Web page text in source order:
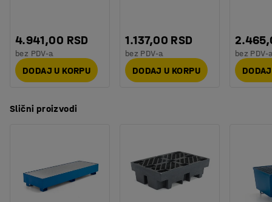
4.941,00 RSD
bez PDV-a
DODAJ U KORPU
1.137,00 RSD
bez PDV-a
DODAJ U KORPU
bez PDV-
Slični proizvodi